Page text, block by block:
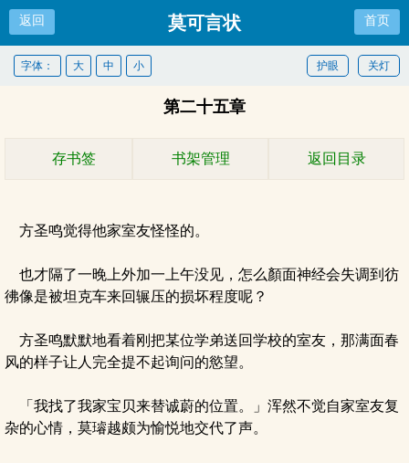
返回 莫可言状 首页
关灯
护眼
字体： 大 中 小
第二十五章
存书签 书架管理 返回目录
方圣鸣觉得他家室友怪怪的。
也才隔了一晚上外加一上午没见，怎么顏面神经会失调到彷
彿像是被坦克车来回辗压的损坏程度呢？
方圣鸣默默地看着刚把某位学弟送回学校的室友，那满面春
风的样子让人完全提不起询问的慾望。
「我找了我家宝贝来替诚蔚的位置。」浑然不觉自家室友复
杂的心情，莫璿越颇为愉悦地交代了声。